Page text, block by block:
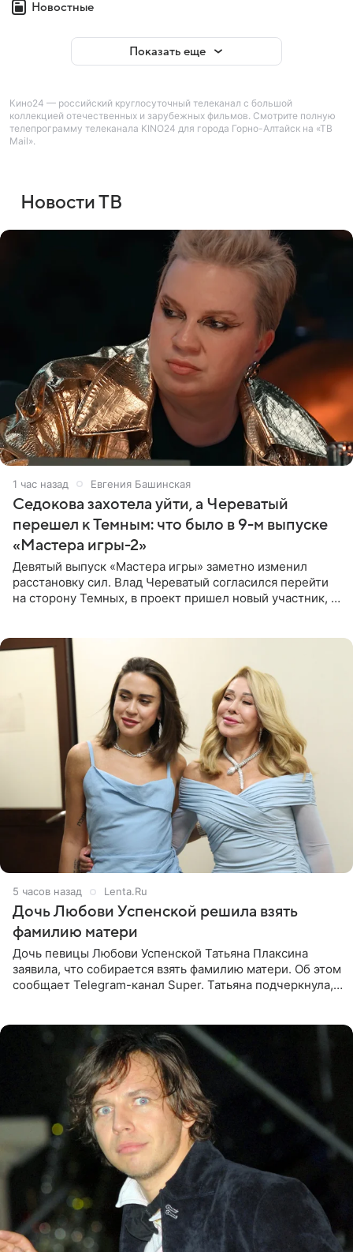
Новостные
Показать еще
Кино24 — российский круглосуточный телеканал с большой
коллекцией отечественных и зарубежных фильмов. Смотрите полную
телепрограмму телеканала KINO24 для города Горно-Алтайск на «ТВ
Mail».
Новости ТВ
1 час назад Евгения Башинская
Седокова захотела уйти, а Череватый
перешел к Темным: что было в 9-м выпуске
«Мастера игры-2»
Девятый выпуск «Мастера игры» заметно изменил
расстановку сил. Влад Череватый согласился перейти
на сторону Темных, в проект пришел новый участник, а
5 часов назад Lenta.Ru
Дочь Любови Успенской решила взять
фамилию матери
Дочь певицы Любови Успенской Татьяна Плаксина
заявила, что собирается взять фамилию матери. Об этом
сообщает Telegram-канал Super. Татьяна подчеркнула,